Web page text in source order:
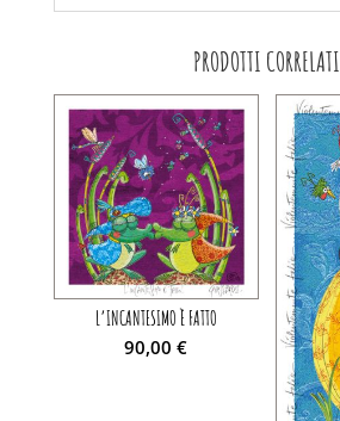
PRODOTTI CORRELATI
L’INCANTESIMO È FATTO
90,00€